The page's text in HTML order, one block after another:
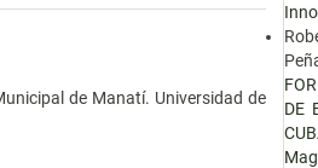
de Manatí. Universidad de
DE